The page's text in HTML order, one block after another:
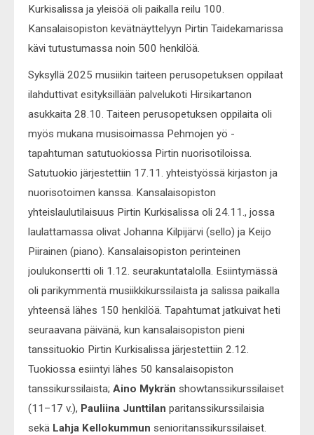
Kurkisalissa ja yleisöä oli paikalla reilu 100.
Kansalaisopiston kevätnäyttelyyn Pirtin Taidekamarissa
kävi tutustumassa noin 500 henkilöä.
Syksyllä 2025 musiikin taiteen perusopetuksen oppilaat
ilahduttivat esityksillään palvelukoti Hirsikartanon
asukkaita 28.10. Taiteen perusopetuksen oppilaita oli
myös mukana musisoimassa Pehmojen yö -
tapahtuman satutuokiossa Pirtin nuorisotiloissa.
Satutuokio järjestettiin 17.11. yhteistyössä kirjaston ja
nuorisotoimen kanssa. Kansalaisopiston
yhteislaulutilaisuus Pirtin Kurkisalissa oli 24.11., jossa
laulattamassa olivat Johanna Kilpijärvi (sello) ja Keijo
Piirainen (piano). Kansalaisopiston perinteinen
joulukonsertti oli 1.12. seurakuntatalolla. Esiintymässä
oli parikymmentä musiikkikurssilaista ja salissa paikalla
yhteensä lähes 150 henkilöä. Tapahtumat jatkuivat heti
seuraavana päivänä, kun kansalaisopiston pieni
tanssituokio Pirtin Kurkisalissa järjestettiin 2.12.
Tuokiossa esiintyi lähes 50 kansalaisopiston
tanssikurssilaista; Aino Mykrän showtanssikurssilaiset
(11–17 v.), Pauliina Junttilan paritanssikurssilaisia
sekä Lahja Kellokummun senioritanssikurssilaiset.